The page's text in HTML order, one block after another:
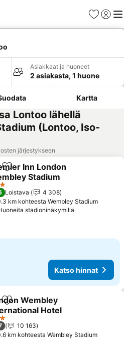
Suosikit
Asiakkaat ja huoneet
2 asiakasta, 1 huone
Kartta
Lontoo lähellä
(Lontoo, Iso-
järjestykseen
Lisää suosikkeihin
Inn London
Stadium
hinnat
Loistava
4 308
km kohteesta Wembley Stadium
stadioninäkymillä
Katso hinnat
Lisää suosikkeihin
Wembley
Hotel
hinnat
10 163
km kohteesta Wembley Stadium